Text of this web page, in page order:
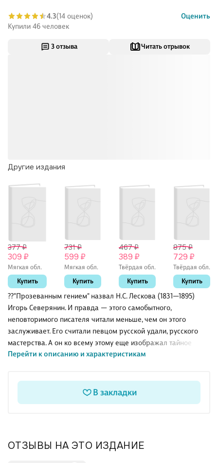
3 отзыва Читать отрывок
??"Прозеванным гением" назвал Н.С. Лескова (1831—1895)
Игорь Северянин. И правда — этого самобытного,
неповторимого писателя читали меньше, чем он этого
заслуживает. Его считали певцом русской удали, русского
мастерства. А он ко всему этому еще изображал тайное
тайных в человеке. В эту книгу вошли произведения разных
и остросюжетную прозу, и яркую сатиру, и истории о любви…
Перейти к описанию и характеристикам
Другие издания
377 ₽
309 ₽
Мягкая обл.
Купить
731 ₽
599 ₽
Мягкая обл.
Купить
467 ₽
389 ₽
Твёрдая обл.
Купить
875 ₽
729 ₽
Твёрдая обл.
Купить
4.3(14 оценок)
Оценить
Купили 46 человек
В закладки
ОТЗЫВЫ НА ЭТО ИЗДАНИЕ